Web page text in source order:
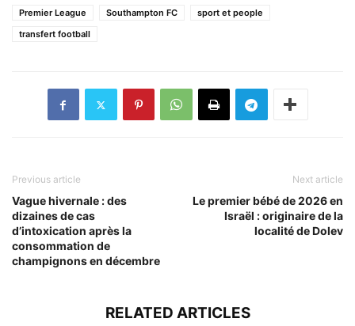
Premier League
Southampton FC
sport et people
transfert football
Previous article
Vague hivernale : des
dizaines de cas
d’intoxication après la
consommation de
champignons en décembre
Next article
Le premier bébé de 2026 en
Israël : originaire de la
localité de Dolev
RELATED ARTICLES